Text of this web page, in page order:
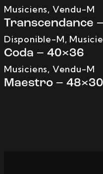
Musiciens, Vendu-M
Transcendance
Disponible-M,
Coda – 40×36
Musiciens, Vendu-M
Maestro – 48×30